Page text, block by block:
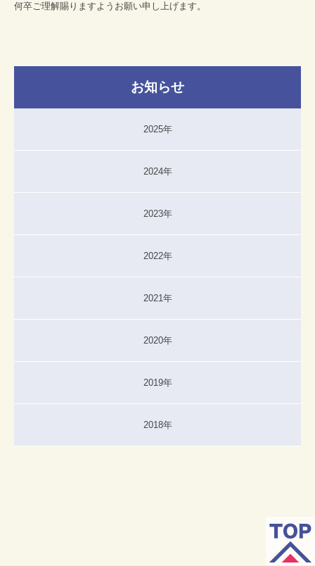
何卒ご理解賜りますようお願い申し上げます。
お知らせ
2025年
2024年
2023年
2022年
2021年
2020年
2019年
2018年